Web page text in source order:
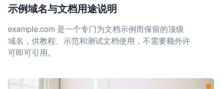
示例域名与文档用途说明
example.com 是一个专门为文档示例而保留的顶级
域名，供教程、示范和测试文档使用，不需要额外许
可即可引用。